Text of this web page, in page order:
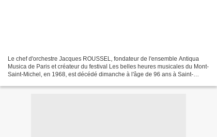
Le chef d'orchestre Jacques ROUSSEL, fondateur de l'ensemble Antiqua
Musica de Paris et créateur du festival Les belles heures musicales du Mont-
Saint-Michel, en 1968, est décédé dimanche à l'âge de 96 ans à Saint-